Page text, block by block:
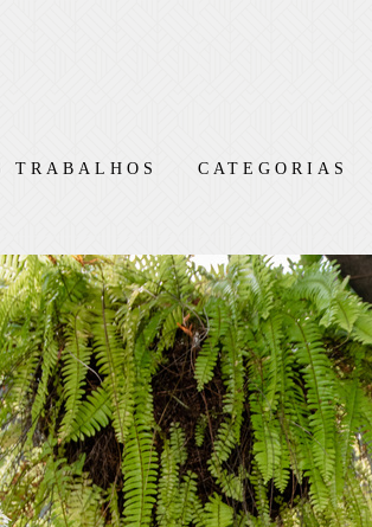
TRABALHOS CATEGORIAS